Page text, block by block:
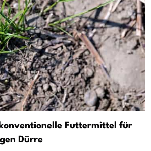
Futtermittel für
Dürre